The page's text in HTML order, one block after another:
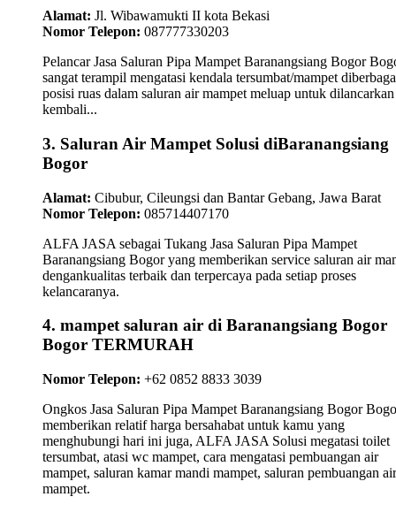
Alamat: Jl. Wibawamukti II kota Bekasi
Nomor Telepon: 087777330203
Pelancar Jasa Saluran Pipa Mampet Baranangsiang Bogor
sangat terampil mengatasi kendala tersumbat/mampet
posisi ruas dalam saluran air mampet meluap untuk dilancarkan
kembali...
3. Saluran Air Mampet Solusi diBaranangsiang
Bogor
Alamat: Cibubur, Cileungsi dan Bantar Gebang, Jawa Barat
Nomor Telepon: 085714407170
ALFA JASA sebagai Tukang Jasa Saluran Pipa Mampet
Baranangsiang Bogor yang memberikan service saluran air
dengankualitas terbaik dan terpercaya pada setiap proses
kelancaranya.
4. mampet saluran air di Baranangsiang Bogor
Bogor TERMURAH
Nomor Telepon: +62 0852 8833 3039
Ongkos Jasa Saluran Pipa Mampet Baranangsiang Bogor
memberikan relatif harga bersahabat untuk kamu yang
menghubungi hari ini juga, ALFA JASA Solusi megatasi toilet
tersumbat, atasi wc mampet, cara mengatasi pembuangan air
mampet, saluran kamar mandi mampet, saluran pembuangan air
mampet.